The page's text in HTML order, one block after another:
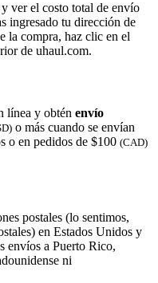
ver el costo total de envío
ingresado tu dirección de
la compra, haz clic en el
de uhaul.com.
línea y obtén envío
o más cuando se envían
o en pedidos de $100 (CAD)
postales (lo sentimos,
en Estados Unidos y
envíos a Puerto Rico,
ni